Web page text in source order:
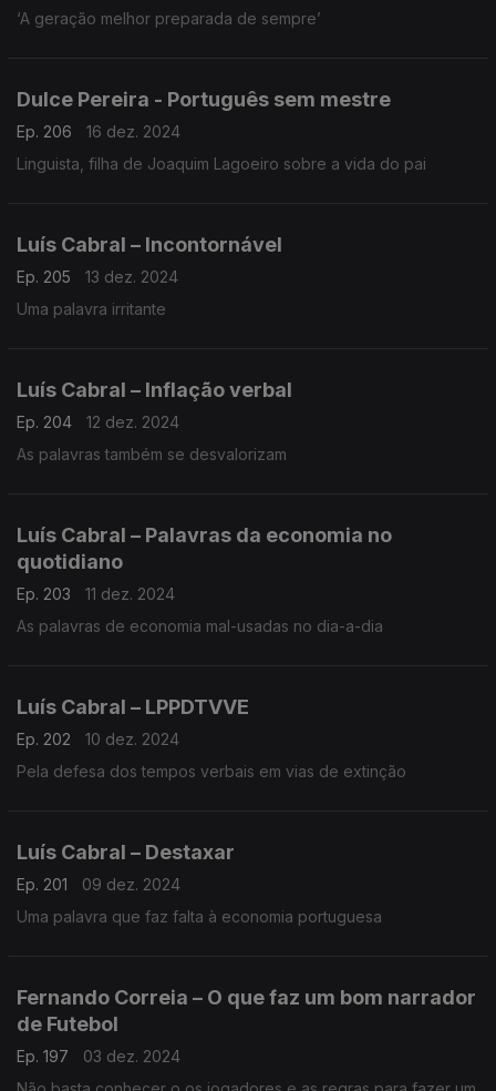
‘A geração melhor preparada de sempre’
Dulce Pereira - Português sem mestre
Ep. 206
16 dez. 2024
Linguista, filha de Joaquim Lagoeiro sobre a vida do pai
Luís Cabral – Incontornável
Ep. 205
13 dez. 2024
Uma palavra irritante
Luís Cabral – Inflação verbal
Ep. 204
12 dez. 2024
As palavras também se desvalorizam
Luís Cabral – Palavras da economia no
quotidiano
Ep. 203
11 dez. 2024
As palavras de economia mal-usadas no dia-a-dia
Luís Cabral – LPPDTVVE
Ep. 202
10 dez. 2024
Pela defesa dos tempos verbais em vias de extinção
Luís Cabral – Destaxar
Ep. 201
09 dez. 2024
Uma palavra que faz falta à economia portuguesa
Fernando Correia – O que faz um bom narrador
de Futebol
Ep. 197
03 dez. 2024